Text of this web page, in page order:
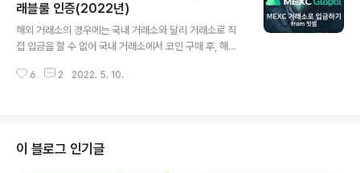
니다.1. MEXC 사이트 접속다음의 MEXC 거래소 가입 링
크를 클릭해서 사이트에 접속합니다.>> MEXC 거래소 가
입 링크 2. 계정 정보 입력MEXC 거래소 접속 계정은 이메
일 주소 혹은 모바일 모두 가능합니다.모바일의 경우 본인
의 휴대폰 번호를 입력하고, 이메일의 경우, 원하는 이메일
래블룰 인증(2022년)
해외 거래소의 경우에는 국내 거래소와 달리 거래소로 직
접 입금을 할 수 없어 국내 거래소에서 코인 구매 후, 해외
부터 트래블룰(Travel rule) 시행으로 국내 거래소는 인
증을 통해서 트래블룰 시행 이후에도 금액 제한 없이 코인
전송이 가능합니다. MEXC 거래소에 아직 가입을 하지 않
6 2 2022. 5. 10.
이 블로그 인기글